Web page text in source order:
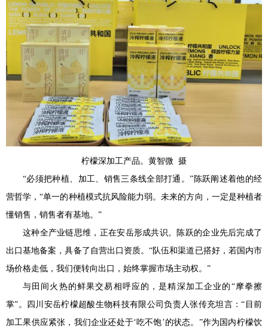
柠檬深加工产品。黄智微 摄
“必须把种植、加工、销售三条线全部打通。”陈跃阐述着他的经
营哲学，“单一的种植模式抗风险能力弱。未来的方向，一定是种植者
懂销售，销售者有基地。”
这种全产业链思维，正在安岳形成共识。陈跃的企业先后完成了
出口基地备案，具备了自营出口资质。“队伍和渠道已搭好，若国内市
场价格走低，我们便转向出口，始终掌握市场主动权。”
与田间火热的鲜果交易相呼应的，是精深加工企业的“摩拳擦
掌”。四川安岳柠檬超酸生物科技有限公司负责人张传充坦言：“目前
加工果供应紧张，我们企业还处于‘吃不饱’的状态。”作为国内柠檬饮